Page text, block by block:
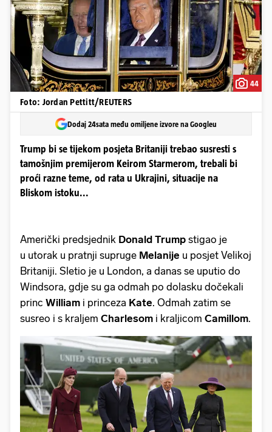
44
Foto: Jordan Pettitt/REUTERS
Dodaj 24sata među omiljene izvore na Googleu
Trump bi se tijekom posjeta Britaniji trebao susresti s
tamošnjim premijerom Keirom Starmerom, trebali bi
proći razne teme, od rata u Ukrajini, situacije na
Bliskom istoku...
Američki predsjednik Donald Trump stigao je
u utorak u pratnji supruge Melanije u posjet Velikoj
Britaniji. Sletio je u London, a danas se uputio do
Windsora, gdje su ga odmah po dolasku dočekali
princ William i princeza Kate. Odmah zatim se
susreo i s kraljem Charlesom i kraljicom Camillom.